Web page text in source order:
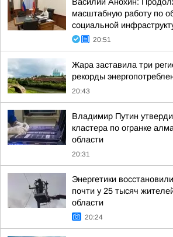
масштабную работу по
социальной
20:51
Жара заставила три
рекорды
20:43
Владимир Путин
кластера по огранке
области
20:31
Энергетики
почти у 25 тысяч
области
20:24